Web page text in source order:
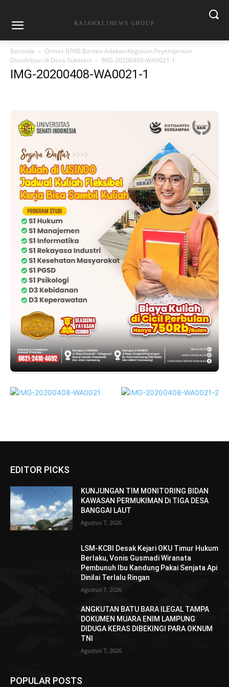
RAJAWALINEWS GROUP
Beranda
Ormas BPKB Banten Adakan Kegiatan Peyemprotan
Disinfektan di Desa Sukatani
IMG-20200408-WA0021-1
IMG-20200408-WA0021-1
EDITOR PICKS
KUNJUNGAN TIM MONITORING BIDAN
KAWASAN PERMUKIMAN Di TIGA DESA
BANGGAI LAUT
Agustus 7, 2026
LSM-KCBI Desak Kejari OKU Timur Hukum
Berlaku, Vonis Gusmadi Wiranata
Pembunuh Ibu Kandung Pakai Senjata Api
Dinilai Terlalu Ringan
Agustus 7, 2026
ANGKUTAN BATU BARA ILEGAL TAMPA
DOKUMEN MUARA ENIM LAMPUNG
DIDUGA KERAS DIBEKINGI PARA OKNUM
TNI
Agustus 7, 2026
POPULAR POSTS